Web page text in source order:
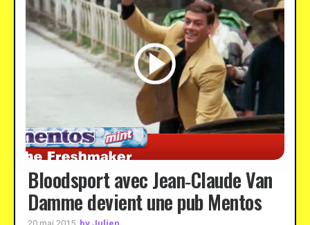
Bloodsport avec Jean‑Claude Van
Damme devient une pub Mentos